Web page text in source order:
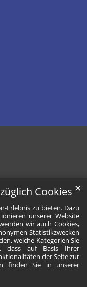
Cookies
Erlebnis zu bieten. Dazu
unserer Website
wir auch Cookies,
Statistikzwecken
welche Kategorien Sie
dass auf Basis Ihrer
der Seite zur
finden Sie in unserer
✕